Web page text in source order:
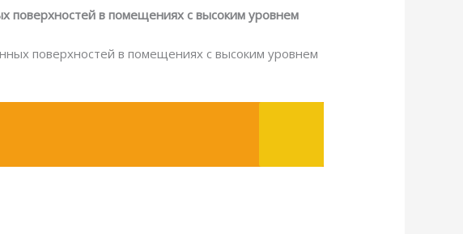
поверхностей в помещениях с высоким уровнем
поверхностей в помещениях с высоким уровнем